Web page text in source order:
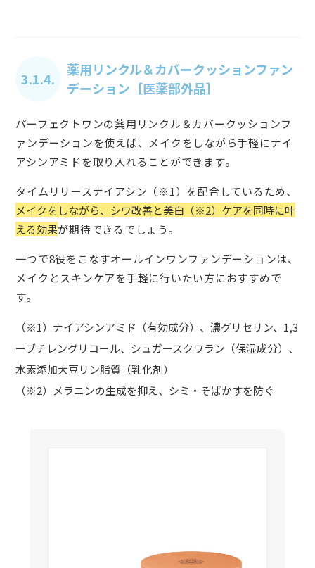
3.1.4.
薬用リンクル＆カバークッションファン
デーション［医薬部外品］
パーフェクトワンの薬用リンクル＆カバークッションフ
ァンデーションを使えば、メイクをしながら手軽にナイ
アシンアミドを取り入れることができます。
タイムリリースナイアシン（※1）を配合しているため、
メイクをしながら、シワ改善と美白（※2）ケアを同時に叶
える効果が期待できるでしょう。
一つで8役をこなすオールインワンファンデーションは、
メイクとスキンケアを手軽に行いたい方におすすめで
す。
（※1）ナイアシンアミド（有効成分）、濃グリセリン、1,3
ーブチレングリコール、シュガースクワラン（保湿成分）、
水素添加大豆リン脂質（乳化剤）
（※2）メラニンの生成を抑え、シミ・そばかすを防ぐ